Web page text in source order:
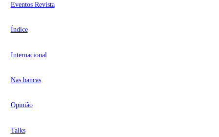
Eventos Revista
Índice
Internacional
Nas bancas
Opinião
Talks